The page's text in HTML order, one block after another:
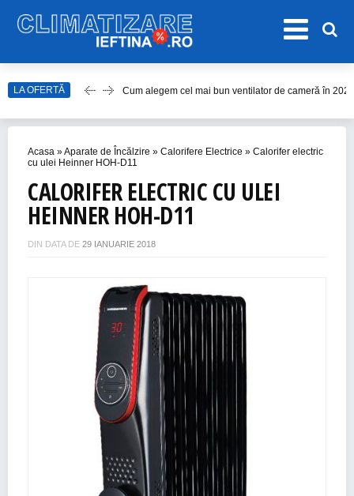
LA OFERTĂ Cum alegem cel mai bun ventilator de cameră în
Top 10 Aparate de Aer Condiționat Portabile fără
Accesorii Aer Condiționat – 15 Lucruri de Bifat
Acasa »Aparate de Încălzire » Calorifere Electrice » Calorifer electric
cu ulei Heinner HOH-D11
CALORIFER ELECTRIC CU ULEI
HEINNER HOH-D11
DIN DATA DE 29 IANUARIE 2018